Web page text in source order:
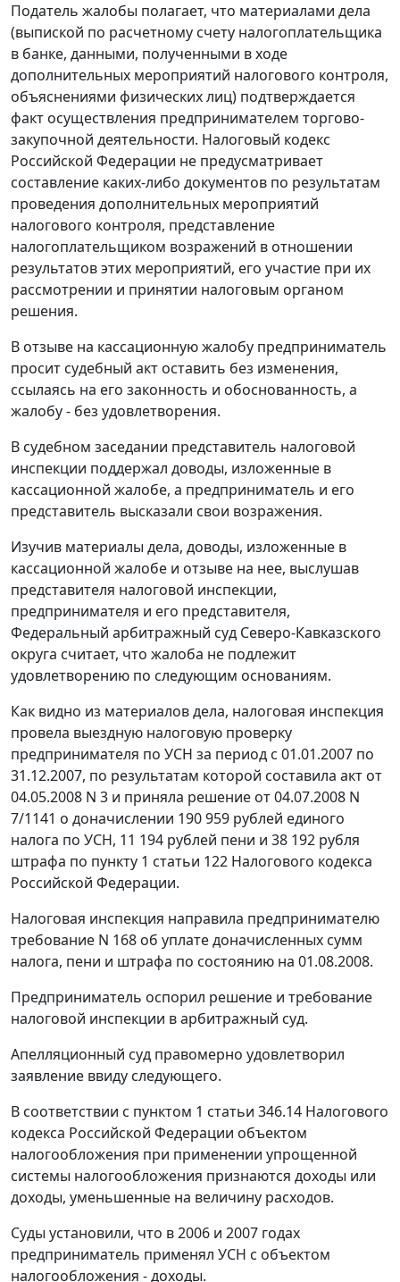
Податель жалобы полагает, что материалами дела
(выпиской по расчетному счету налогоплательщика
в банке, данными, полученными в ходе
дополнительных мероприятий налогового контроля,
объяснениями физических лиц) подтверждается
факт осуществления предпринимателем торгово-
закупочной деятельности. Налоговый кодекс
Российской Федерации не предусматривает
составление каких-либо документов по результатам
проведения дополнительных мероприятий
налогового контроля, представление
налогоплательщиком возражений в отношении
результатов этих мероприятий, его участие при их
рассмотрении и принятии налоговым органом
решения.
В отзыве на кассационную жалобу предприниматель
просит судебный акт оставить без изменения,
ссылаясь на его законность и обоснованность, а
жалобу - без удовлетворения.
В судебном заседании представитель налоговой
инспекции поддержал доводы, изложенные в
кассационной жалобе, а предприниматель и его
представитель высказали свои возражения.
Изучив материалы дела, доводы, изложенные в
кассационной жалобе и отзыве на нее, выслушав
представителя налоговой инспекции,
предпринимателя и его представителя,
Федеральный арбитражный суд Северо-Кавказского
округа считает, что жалоба не подлежит
удовлетворению по следующим основаниям.
Как видно из материалов дела, налоговая инспекция
провела выездную налоговую проверку
предпринимателя по УСН за период с 01.01.2007 по
31.12.2007, по результатам которой составила акт от
04.05.2008 N 3 и приняла решение от 04.07.2008 N
7/1141 о доначислении 190 959 рублей единого
налога по УСН, 11 194 рублей пени и 38 192 рубля
штрафа по пункту 1 статьи 122 Налогового кодекса
Российской Федерации.
Налоговая инспекция направила предпринимателю
требование N 168 об уплате доначисленных сумм
налога, пени и штрафа по состоянию на 01.08.2008.
Предприниматель оспорил решение и требование
налоговой инспекции в арбитражный суд.
Апелляционный суд правомерно удовлетворил
заявление ввиду следующего.
В соответствии с пунктом 1 статьи 346.14 Налогового
кодекса Российской Федерации объектом
налогообложения при применении упрощенной
системы налогообложения признаются доходы или
доходы, уменьшенные на величину расходов.
Суды установили, что в 2006 и 2007 годах
предприниматель применял УСН с объектом
налогообложения - доходы.